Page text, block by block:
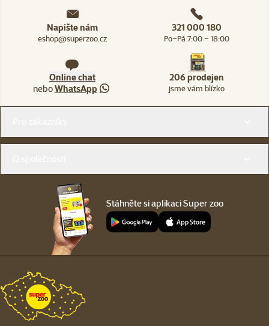
Napište nám
eshop@superzoo.cz
321 000 180
Po–Pá 7:00 – 18:00
Online chat
neboWhatsApp
206 prodejen
jsme vám blízko
Stáhněte si aplikaci Super zoo